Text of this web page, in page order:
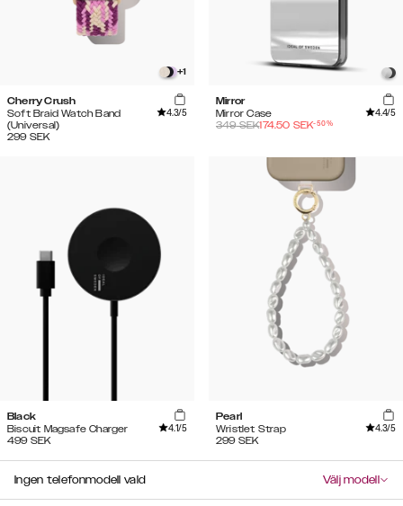
+1
Cherry Crush
Soft Braid Watch Band
(Universal)
4.3/5
299 SEK
Mirror
Mirror Case
4.4/5
349SEK174.50 SEK-50%
Black
Biscuit Magsafe Charger
4.1/5
499 SEK
Pearl
Wristlet Strap
4.3/5
299 SEK
Ingen telefonmodell vald Välj modell